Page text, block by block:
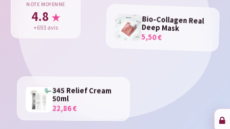
345 Relief Cream
50ml
22,86 €
Bio-Collagen Real
Deep Mask
5,50 €
NOTE MOYENNE
4.8 ★
+693 avis